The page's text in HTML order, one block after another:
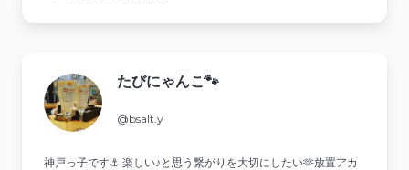
たびにゃんこ🐾
@bsalt.y
神戸っ子です⚓ 楽しい♪と思う繋がりを大切にしたい🫶放置アカ